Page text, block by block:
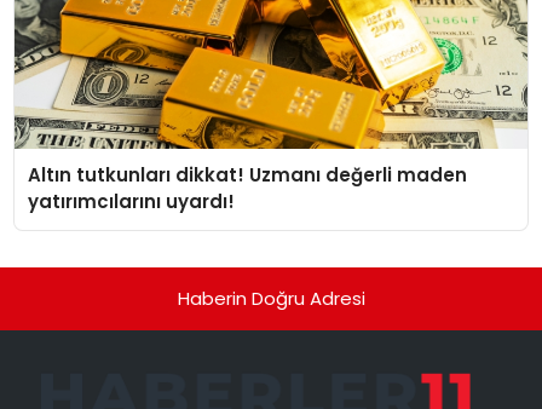
Altın tutkunları dikkat! Uzmanı değerli maden
yatırımcılarını uyardı!
Haberin Doğru Adresi